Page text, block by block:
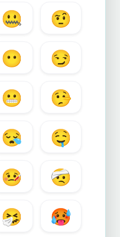
🤐
🤨
😶
😏
😬
🤥
😪
🤤
🤒
🤕
🤧
🥵